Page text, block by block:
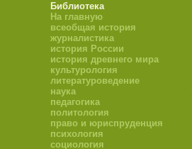
Библиотека
На главную
всеобщая история
журналистика
история России
история древнего мира
культурология
литературоведение
наука
педагогика
политология
право и юриспруденция
психология
социология